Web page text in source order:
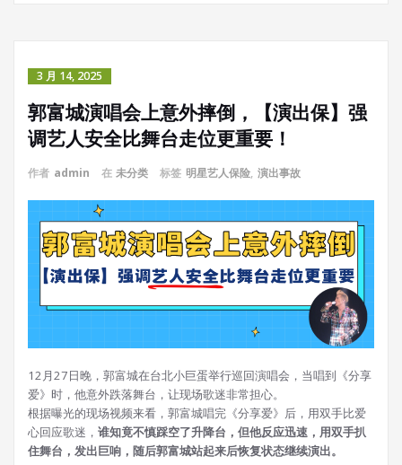
3 月 14, 2025
郭富城演唱会上意外摔倒，【演出保】强
调艺人安全比舞台走位更重要！
作者 admin 在 未分类 标签 明星艺人保险, 演出事故
12月27日晚，郭富城在台北小巨蛋举行巡回演唱会，当唱到《分享
爱》时，他意外跌落舞台，让现场歌迷非常担心。
根据曝光的现场视频来看，郭富城唱完《分享爱》后，用双手比爱
心回应歌迷， 谁知竟不慎踩空了升降台，但他反应迅速，用双手扒
住舞台，发出巨响，随后郭富城站起来后恢复状态继续演出。